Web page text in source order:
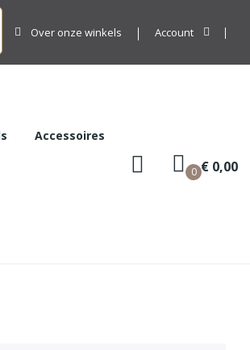
Over onze winkels Account
Accessoires
0 € 0,00